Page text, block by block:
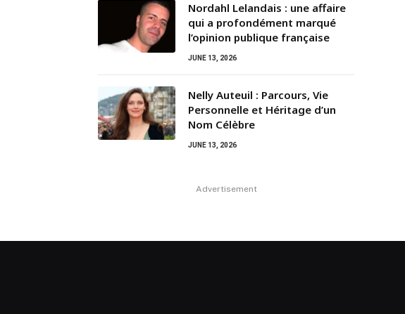
Nordahl Lelandais : une affaire
qui a profondément marqué
l’opinion publique française
JUNE 13, 2026
Nelly Auteuil : Parcours, Vie
Personnelle et Héritage d’un
Nom Célèbre
JUNE 13, 2026
Advertisement